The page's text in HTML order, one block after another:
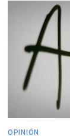
OPINIÓN